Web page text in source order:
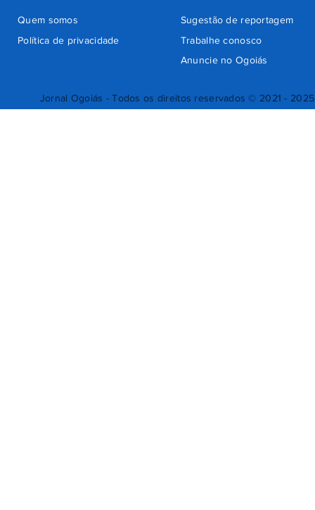
Jornal Ogoiás - Todos os direitos reservados © 2021 - 2025
Quem somos
Sugestão de reportagem
Trabalhe conosco
Política de privacidade
Anuncie no Ogoiás